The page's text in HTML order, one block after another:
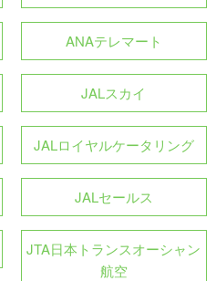
ANAテレマート
JALスカイ
JALロイヤルケータリング
JALセールス
JTA日本トランスオーシャン
航空